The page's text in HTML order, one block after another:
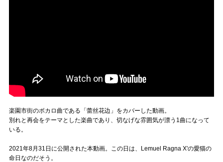
楽園市街のボカロ曲である「蕾丝花边」をカバーした動画。
別れと再会をテーマとした楽曲であり、切なげな雰囲気が漂う1曲になって
いる。
2021年8月31日に公開された本動画。この日は、Lemuel Ragna X'の愛猫の
命日なのだそう。